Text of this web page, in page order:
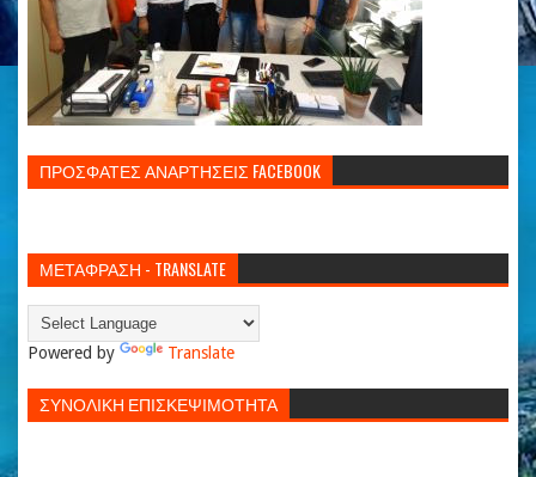
ΠΡΟΣΦΑΤΕΣ ΑΝΑΡΤΗΣΕΙΣ FACEBOOK
ΜΕΤΑΦΡΑΣΗ - TRANSLATE
Powered by Translate
ΣΥΝΟΛΙΚΗ ΕΠΙΣΚΕΨΙΜΟΤΗΤΑ